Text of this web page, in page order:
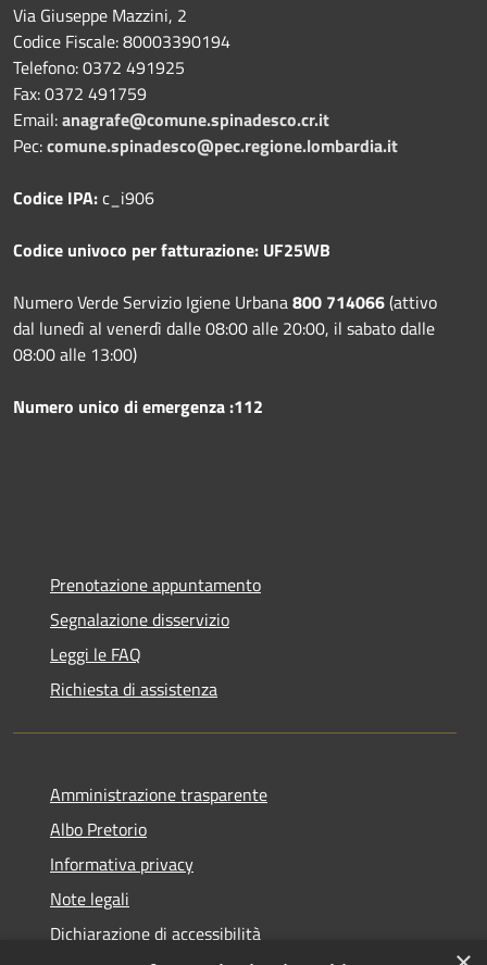
Via Giuseppe Mazzini, 2
Codice Fiscale: 80003390194
Telefono:0372 491925
Fax:0372 491759
Email:anagrafe@comune.spinadesco.cr.it
Pec:comune.spinadesco@pec.regione.lombardia.it
Codice IPA:c_i906
Codice univoco per fatturazione: UF25WB
Numero Verde Servizio Igiene Urbana800 714066(attivo
dal lunedì al venerdì dalle 08:00 alle 20:00, il sabato dalle
08:00 alle 13:00)
Numero unico di emergenza :112
Prenotazione appuntamento
Segnalazione disservizio
Leggi le FAQ
Richiesta di assistenza
Amministrazione trasparente
Albo Pretorio
Informativa privacy
Note legali
Dichiarazione di accessibilità